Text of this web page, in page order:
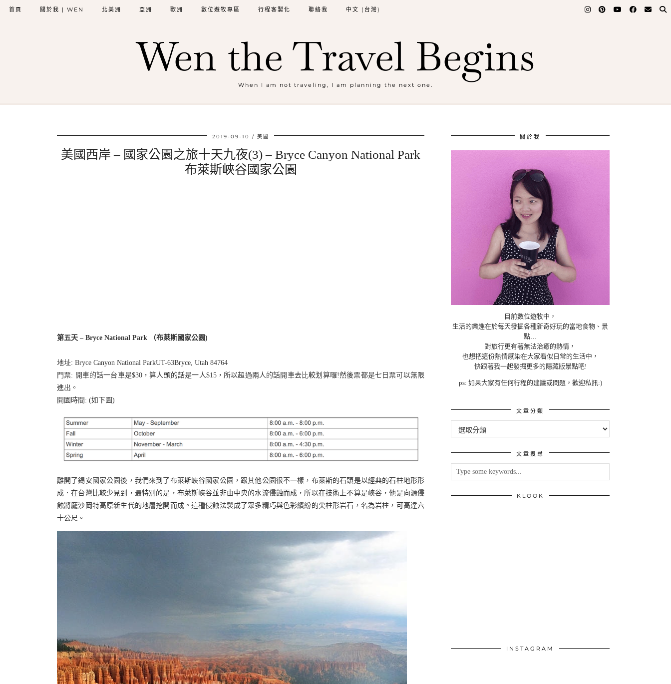
Wen the Travel Begins
When I am not traveling, I am planning the next one.
首頁 關於我 | WEN 北美洲 亞洲 歐洲 數位遊牧專區 行程客製化 聯絡我 中文 (台灣)
2019-09-10 美國
美國西岸 – 國家公園之旅十天九夜(3) – Bryce Canyon National Park
布萊斯峽谷國家公園
第五天 – Bryce National Park （布萊斯國家公園)
地址: Bryce Canyon National ParkUT-63Bryce, Utah 84764
門票: 開車的話一台車是$30，算人頭的話是一人$15，所以超過兩人的話開車去比較划算囉!然後票都是七日票可以無限
進出。
開園時間: (如下圖)
離開了錫安國家公園後，我們來到了布萊斯峽谷國家公園，跟其他公園很不一樣，布萊斯的石頭是以經典的石柱地形形
成．在台灣比較少見到，最特別的是，布萊斯峽谷並非由中央的水流侵蝕而成，所以在技術上不算是峽谷，他是向源侵
蝕將龐沙岡特高原新生代的地層挖開而成。這種侵蝕法製成了眾多精巧與色彩繽紛的尖柱形岩石，名為岩柱，可高達六
十公尺。
關於我
目前數位遊牧中，
生活的樂趣在於每天發掘各種新奇好玩的當地食物、景
點…
對旅行更有著無法治癒的熱情，
也想把這份熱情感染在大家看似日常的生活中，
快跟著我一起發掘更多的隱藏版景點吧!
ps: 如果大家有任何行程的建議或問題，歡迎私訊:)
文章分類
類
文章搜尋
KLOOK
INSTAGRAM